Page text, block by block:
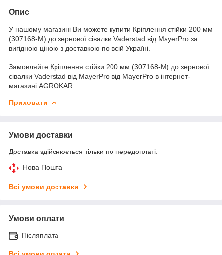
Опис
У нашому магазині Ви можете купити Кріплення стійки 200 мм
(307168-M) до зернової сівалки Vaderstad від MayerPro за
вигідною ціною з доставкою по всій Україні.
Замовляйте Кріплення стійки 200 мм (307168-M) до зернової
сівалки Vaderstad від MayerPro від MayerPro в інтернет-
магазині AGROKAR.
Приховати
Умови доставки
Доставка здійснюється тільки по передоплаті.
Нова Пошта
Всі умови доставки
Умови оплати
Післяплата
Всі умови оплати